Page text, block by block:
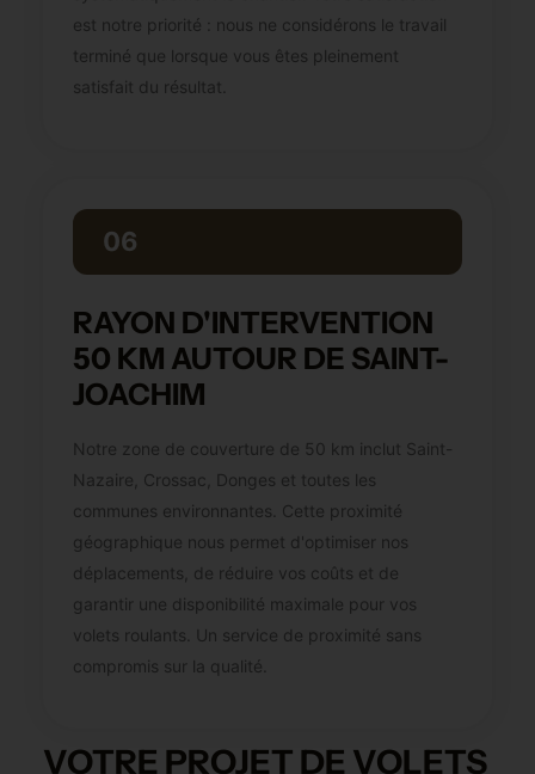
est notre priorité : nous ne considérons le travail
terminé que lorsque vous êtes pleinement
satisfait du résultat.
06
RAYON D'INTERVENTION
50 KM AUTOUR DE SAINT-
JOACHIM
Notre zone de couverture de 50 km inclut Saint-
Nazaire, Crossac, Donges et toutes les
communes environnantes. Cette proximité
géographique nous permet d'optimiser nos
déplacements, de réduire vos coûts et de
garantir une disponibilité maximale pour vos
volets roulants. Un service de proximité sans
compromis sur la qualité.
VOTRE PROJET DE VOLETS